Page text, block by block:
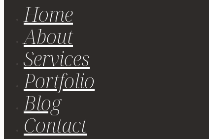
Home
About
Services
Portfolio
Blog
Contact